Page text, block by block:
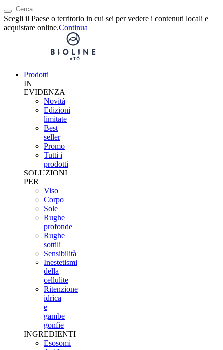
Scegli il Paese o territorio in cui sei per vedere i contenuti locali e
acquistare online.Continua
Prodotti
IN
EVIDENZA
Novità
Edizioni
limitate
Best
seller
Promo
Tutti i
prodotti
SOLUZIONI
PER
Viso
Corpo
Sole
Rughe
profonde
Rughe
sottili
Sensibilità
Inestetismi
della
cellulite
Ritenzione
idrica
e
gambe
gonfie
INGREDIENTI
Esosomi